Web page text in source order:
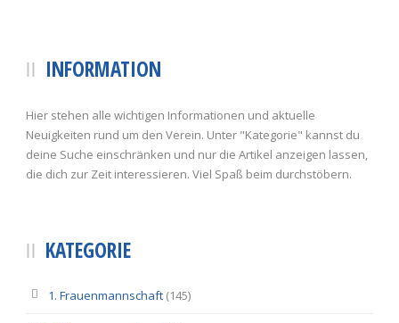
INFORMATION
Hier stehen alle wichtigen Informationen und aktuelle
Neuigkeiten rund um den Verein. Unter "Kategorie" kannst du
deine Suche einschränken und nur die Artikel anzeigen lassen,
die dich zur Zeit interessieren. Viel Spaß beim durchstöbern.
KATEGORIE
1. Frauenmannschaft (145)